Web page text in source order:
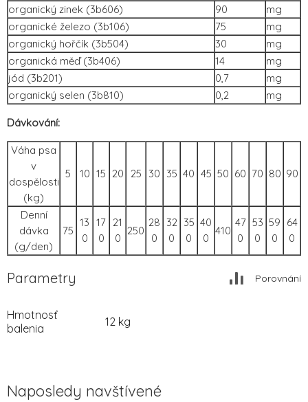
organický zinek (3b606)
90
mg
organické železo (3b106)
75
mg
organický hořčík (3b504)
30
mg
organická měď (3b406)
14
mg
jód (3b201)
0,7
mg
organický selen (3b810)
0,2 mg
Dávkování:
Váha psa
v
dospělosti
(kg)
5 10 15 20 25 30 35 40 45 50 60 70 80 90
Denní
dávka
(g/den)
75
13
0
17
0
21
0
250
28
0
32
0
35
0
40
0
410
47
0
53
0
59
0
64
0
Parametry Porovnání
Hmotnosť
balenia
12 kg
Naposledy navštívené